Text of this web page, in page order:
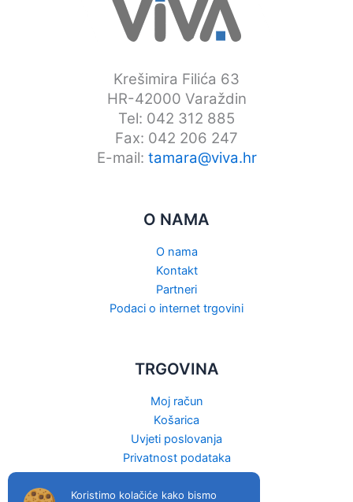
Koristimo kolačiće kako bismo
Krešimira Filića 63
HR-42000 Varaždin
Tel: 042 312 885
Fax: 042 206 247
E-mail: tamara@viva.hr
O NAMA
O nama
Kontakt
Partneri
Podaci o internet trgovini
TRGOVINA
Moj račun
Košarica
Uvjeti poslovanja
Privatnost podataka
Raskid ugovora